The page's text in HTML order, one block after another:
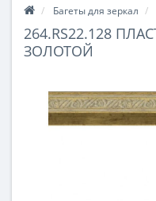
Багеты для зеркал
264.RS22.128
ЗОЛОТОЙ